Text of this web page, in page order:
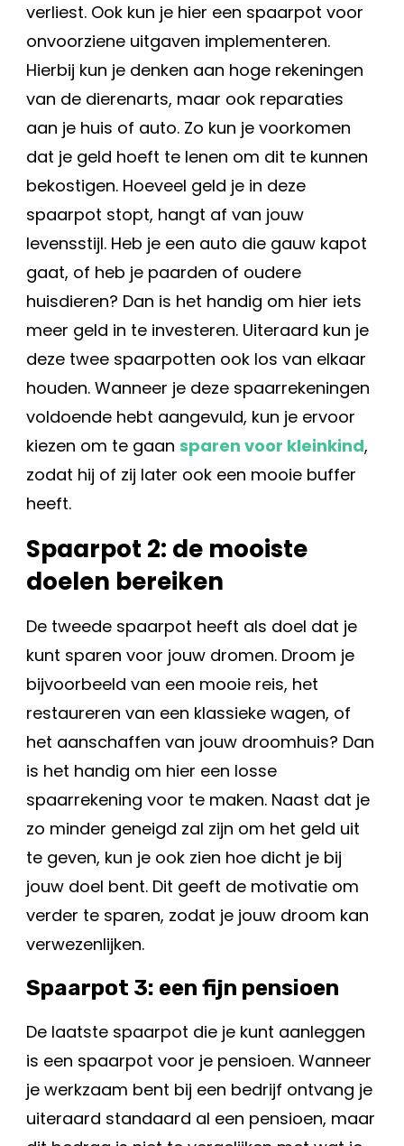
verliest. Ook kun je hier een spaarpot voor
onvoorziene uitgaven implementeren.
Hierbij kun je denken aan hoge rekeningen
van de dierenarts, maar ook reparaties
aan je huis of auto. Zo kun je voorkomen
dat je geld hoeft te lenen om dit te kunnen
bekostigen. Hoeveel geld je in deze
spaarpot stopt, hangt af van jouw
levensstijl. Heb je een auto die gauw kapot
gaat, of heb je paarden of oudere
huisdieren? Dan is het handig om hier iets
meer geld in te investeren. Uiteraard kun je
deze twee spaarpotten ook los van elkaar
houden. Wanneer je deze spaarrekeningen
voldoende hebt aangevuld, kun je ervoor
kiezen om te gaan sparen voor kleinkind,
zodat hij of zij later ook een mooie buffer
heeft.
Spaarpot 2: de mooiste
doelen bereiken
De tweede spaarpot heeft als doel dat je
kunt sparen voor jouw dromen. Droom je
bijvoorbeeld van een mooie reis, het
restaureren van een klassieke wagen, of
het aanschaffen van jouw droomhuis? Dan
is het handig om hier een losse
spaarrekening voor te maken. Naast dat je
zo minder geneigd zal zijn om het geld uit
te geven, kun je ook zien hoe dicht je bij
jouw doel bent. Dit geeft de motivatie om
verder te sparen, zodat je jouw droom kan
verwezenlijken.
Spaarpot 3: een fijn pensioen
De laatste spaarpot die je kunt aanleggen
is een spaarpot voor je pensioen. Wanneer
je werkzaam bent bij een bedrijf ontvang je
uiteraard standaard al een pensioen, maar